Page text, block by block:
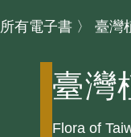
所有電子書 〉 臺灣
臺灣
Flora of